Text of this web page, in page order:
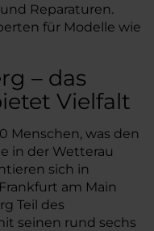
Reparaturen.
für Modelle wie
– das
Vielfalt
Menschen, was den
in der Wetterau
sich in
am Main
Teil des
seinen rund sechs